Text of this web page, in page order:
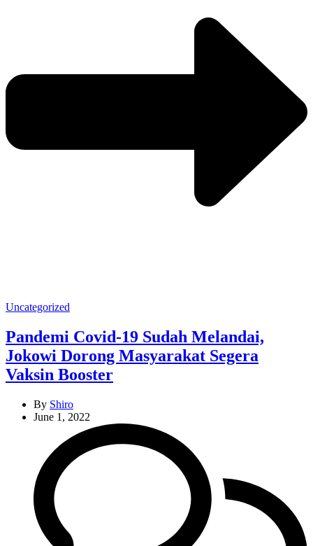
Categories
Uncategorized
Pandemi Covid-19 Sudah Melandai,
Jokowi Dorong Masyarakat Segera
Vaksin Booster
By Shiro
June 1, 2022